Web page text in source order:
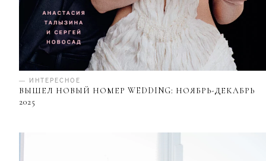
— ИНТЕРЕСНОЕ
ВЫШЕЛ НОВЫЙ НОМЕР WEDDING: НОЯБРЬ-ДЕКАБРЬ
2025